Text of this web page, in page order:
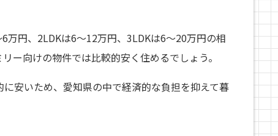
円、2LDKは6～12万円、3LDKは6～20万円の相
ー向けの物件では比較的安く住めるでしょう。
安いため、愛知県の中で経済的な負担を抑えて暮